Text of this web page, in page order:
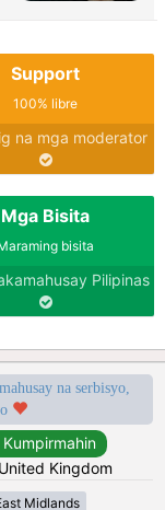
Support
100% libre
na mga moderator
Mga Bisita
bisita
Pilipinas
na serbisyo,
Kingdom
Midlands